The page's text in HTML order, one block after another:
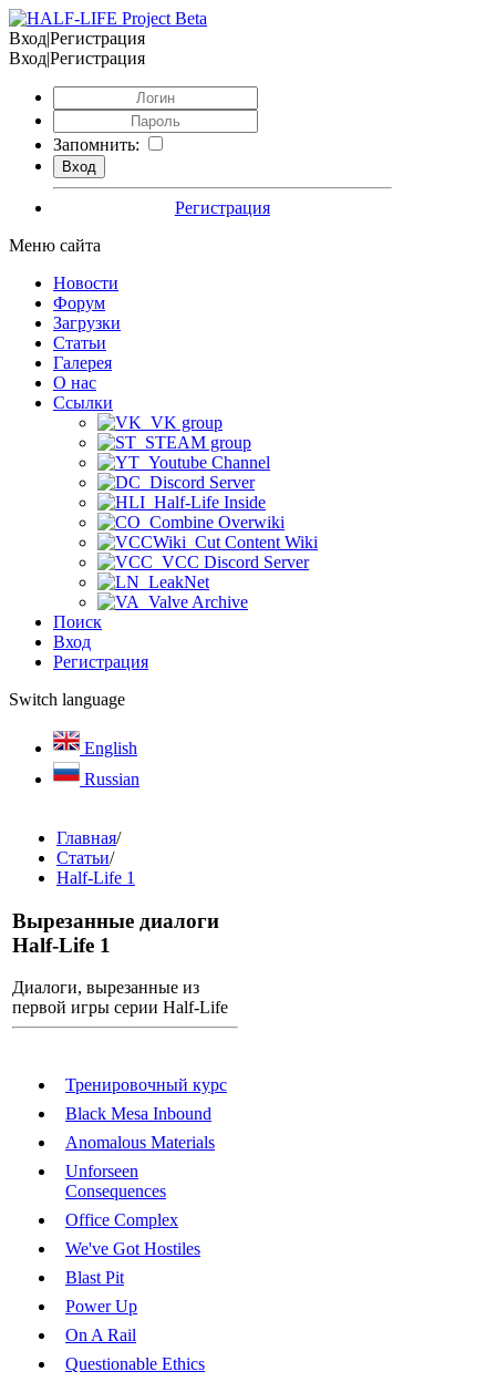
Вход|Регистрация
Вход|Регистрация
Запомнить:
Регистрация
Меню сайта
Новости
Форум
Загрузки
Статьи
Галерея
О нас
Ссылки
VK group
STEAM group
Youtube Channel
Discord Server
Half-Life Inside
Combine Overwiki
Cut Content Wiki
VCC Discord Server
LeakNet
Valve Archive
Поиск
Вход
Регистрация
Switch language
English
Russian
Главная/
Статьи/
Half-Life 1
Вырезанные диалоги
Half-Life 1
Диалоги, вырезанные из
первой игры серии Half-Life
Тренировочный курс
Black Mesa Inbound
Anomalous Materials
Unforseen
Consequences
Office Complex
We've Got Hostiles
Blast Pit
Power Up
On A Rail
Questionable Ethics